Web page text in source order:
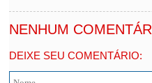
NENHUM
DEIXE SEU COMENTÁRIO: